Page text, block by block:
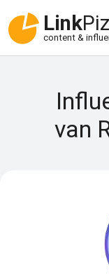
Link
content &
van